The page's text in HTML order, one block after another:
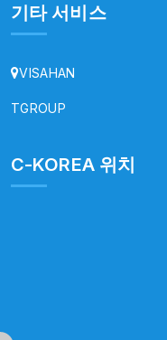
기타 서비스
VISAHAN
TGROUP
C-KOREA 위치